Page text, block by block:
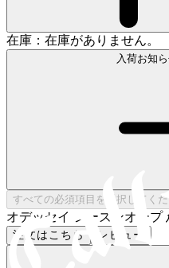
在庫：在庫がありません。
入荷お知
すべての必須項目を選択してくだ
オデッセイ シーズンオープ
注文はこちら レビュー